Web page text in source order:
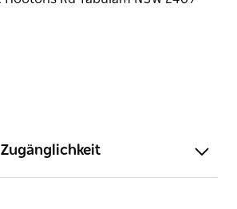
Zugänglichkeit